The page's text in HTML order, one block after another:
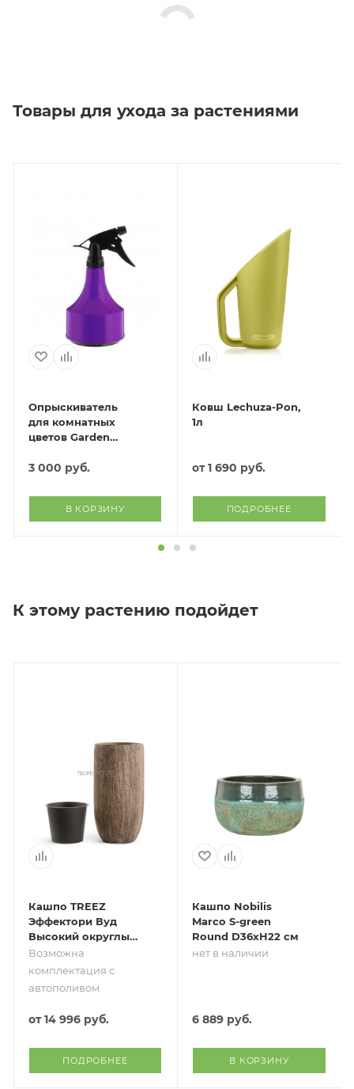
Товары для ухода за растениями
Опрыскиватель
для комнатных
цветов Garden
3 000 руб.
В КОРЗИНУ
Ковш Lechuza-Pon,
1л
от1 690 руб.
ПОДРОБНЕЕ
К этому растению подойдет
Кашпо TREEZ
Эффектори Вуд
Высокий округлый
конус Светлый дуб
Возможна
комплектация с
автополивом
от14 996 руб.
ПОДРОБНЕЕ
Кашпо Nobilis
Marco S-green
Round D36хH22 см
нет в наличии
6 889 руб.
В КОРЗИНУ